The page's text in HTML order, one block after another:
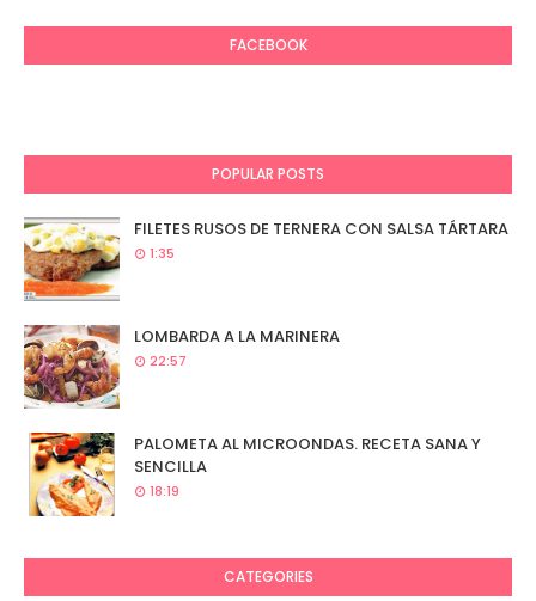
FACEBOOK
POPULAR POSTS
FILETES RUSOS DE TERNERA CON SALSA TÁRTARA
1:35
LOMBARDA A LA MARINERA
22:57
PALOMETA AL MICROONDAS. RECETA SANA Y
SENCILLA
18:19
CATEGORIES